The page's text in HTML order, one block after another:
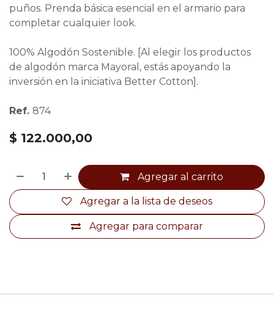
puños. Prenda básica esencial en el armario para
completar cualquier look.
100% Algodón Sostenible. [Al elegir los productos
de algodón marca Mayoral, estás apoyando la
inversión en la iniciativa Better Cotton].
Ref. 874
$ 122.000,00
Agregar al carrito
Agregar para comparar
Agregar a la lista de deseos